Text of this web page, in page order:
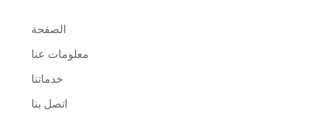
الصفحة
معلومات عنا
خدماتنا
اتصل بنا